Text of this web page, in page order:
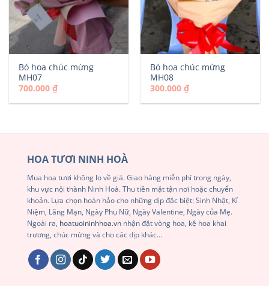
Bó hoa chúc mừng
MH07
700.000₫
Bó hoa chúc mừng
MH08
300.000₫
HOA TƯƠI NINH HOÀ
Mua hoa tươi không lo về giá. Giao hàng miễn phí trong ngày,
khu vực nội thành Ninh Hoà. Thu tiền mặt tận nơi hoặc chuyển
khoản. Lựa chọn hoàn hảo cho những dịp đặc biệt: Sinh Nhật, Kỉ
Niệm, Lãng Mạn, Ngày Phụ Nữ, Ngày Valentine, Ngày của Mẹ.
Ngoài ra, hoatuoininhhoa.vn nhận đặt vòng hoa, kệ hoa khai
trương, chúc mừng và cho các dịp khác...